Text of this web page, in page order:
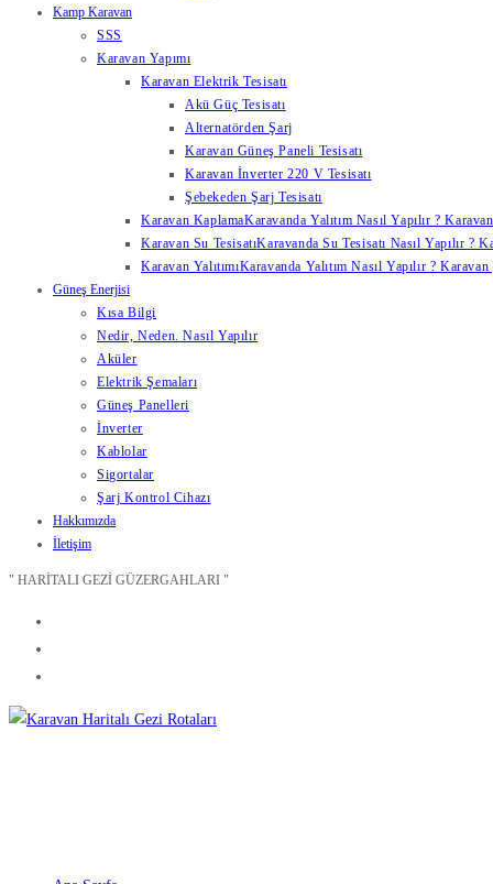
Kamp Karavan
SSS
Karavan Yapımı
Karavan Elektrik Tesisatı
Akü Güç Tesisatı
Alternatörden Şarj
Karavan Güneş Paneli Tesisatı
Karavan İnverter 220 V Tesisatı
Şebekeden Şarj Tesisatı
Karavan KaplamaKaravanda Yalıtım Nasıl Yapılır ?
Karavan Su TesisatıKaravanda Su Tesisatı Nasıl Yapılır ?
Karavan YalıtımıKaravanda Yalıtım Nasıl Yapılır ?
Güneş Enerjisi
Kısa Bilgi
Nedir, Neden. Nasıl Yapılır
Aküler
Elektrik Şemaları
Güneş Panelleri
İnverter
Kablolar
Sigortalar
Şarj Kontrol Cihazı
Hakkımızda
İletişim
" HARİTALI GEZİ GÜZERGAHLARI "